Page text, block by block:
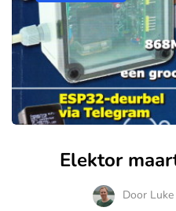
Elektor
Door Luke